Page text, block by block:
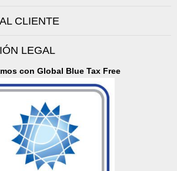
CLIENTE
LEGAL
con Global Blue Tax Free